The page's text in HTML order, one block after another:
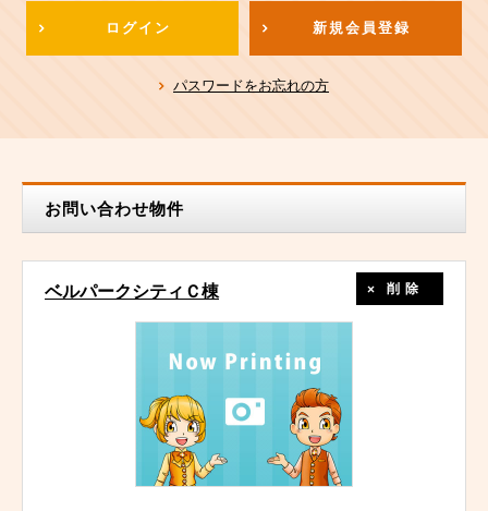
ログイン 新規会員登録
パスワードをお忘れの方
お問い合わせ物件
ベルパークシティＣ棟 削除